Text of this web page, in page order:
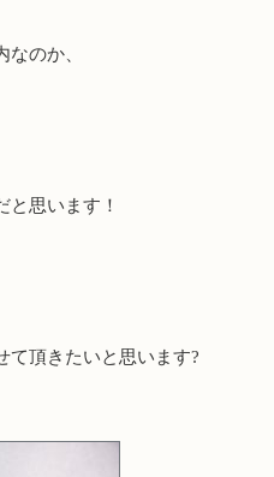
のか、
と思います！
て頂きたいと思います?